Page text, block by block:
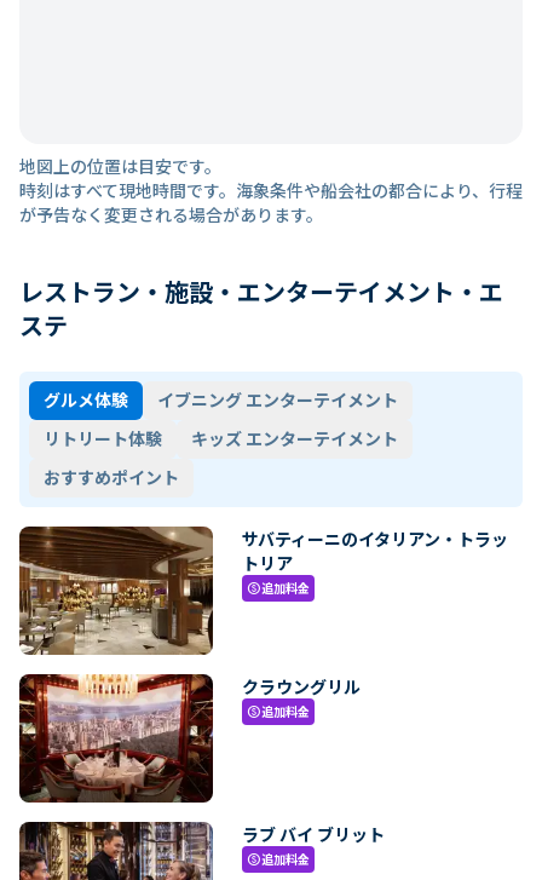
地図上の位置は目安です。
時刻はすべて現地時間です。海象条件や船会社の都合により、行程
が予告なく変更される場合があります。
レストラン・施設・エンターテイメント・エ
ステ
グルメ体験
イブニング エンターテイメント
リトリート体験
キッズ エンターテイメント
おすすめポイント
サバティーニのイタリアン・トラッ
トリア
paid追加料金
クラウングリル
paid追加料金
ラブ バイ ブリット
paid追加料金